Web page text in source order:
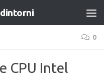
0
CPU Intel